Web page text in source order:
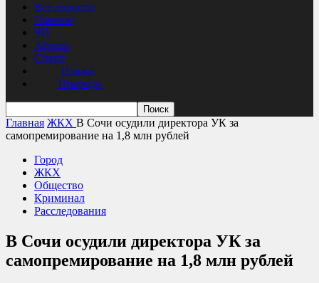
Все новости
Главное
ЧП
Афиша
Спорт
Пляжи
Природа
Главная ЖКХ В Сочи осудили директора УК за
самопремирование на 1,8 млн рублей
Город
ЖКХ
Общество
Криминал
Расследования
В Сочи осудили директора УК за
самопремирование на 1,8 млн рублей